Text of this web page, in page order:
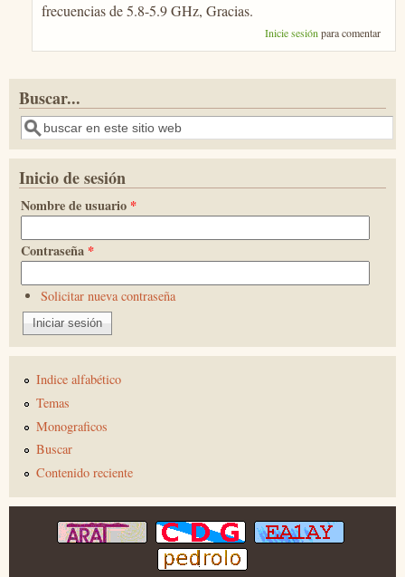
frecuencias de 5.8-5.9 GHz, Gracias.
Inicie sesiónpara comentar
Buscar...
Buscar
Inicio de sesión
Nombre de usuario *
Contraseña *
Solicitar nueva contraseña
Indice alfabético
Temas
Monograficos
Buscar
Contenido reciente